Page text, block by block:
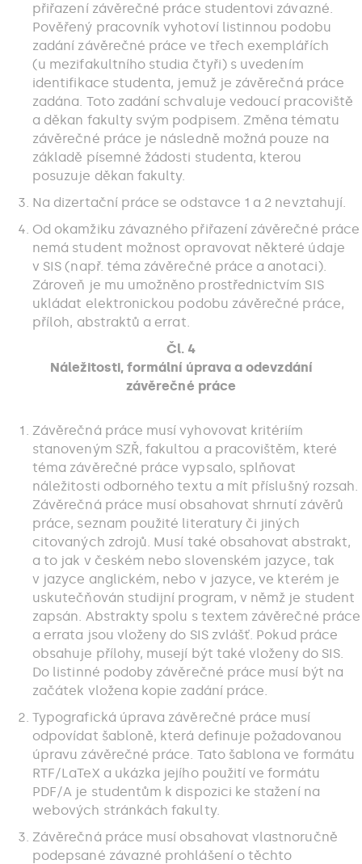
přiřazení závěrečné práce studentovi závazné.
Pověřený pracovník vyhotoví listinnou podobu
zadání závěrečné práce ve třech exemplářích
(u mezifakultního studia čtyři) s uvedením
identifikace studenta, jemuž je závěrečná práce
zadána. Toto zadání schvaluje vedoucí pracoviště
a děkan fakulty svým podpisem. Změna tématu
závěrečné práce je následně možná pouze na
základě písemné žádosti studenta, kterou
posuzuje děkan fakulty.
Na dizertační práce se odstavce 1 a 2 nevztahují.
Od okamžiku závazného přiřazení závěrečné práce
nemá student možnost opravovat některé údaje
v SIS (např. téma závěrečné práce a anotaci).
Zároveň je mu umožněno prostřednictvím SIS
ukládat elektronickou podobu závěrečné práce,
příloh, abstraktů a errat.
Čl. 4
Náležitosti, formální úprava a odevzdání
závěrečné práce
Závěrečná práce musí vyhovovat kritériím
stanoveným SZŘ, fakultou a pracovištěm, které
téma závěrečné práce vypsalo, splňovat
náležitosti odborného textu a mít příslušný rozsah.
Závěrečná práce musí obsahovat shrnutí závěrů
práce, seznam použité literatury či jiných
citovaných zdrojů. Musí také obsahovat abstrakt,
a to jak v českém nebo slovenském jazyce, tak
v jazyce anglickém, nebo v jazyce, ve kterém je
uskutečňován studijní program, v němž je student
zapsán. Abstrakty spolu s textem závěrečné práce
a errata jsou vloženy do SIS zvlášť. Pokud práce
obsahuje přílohy, musejí být také vloženy do SIS.
Do listinné podoby závěrečné práce musí být na
začátek vložena kopie zadání práce.
Typografická úprava závěrečné práce musí
odpovídat šabloně, která definuje požadovanou
úpravu závěrečné práce. Tato šablona ve formátu
RTF/LaTeX a ukázka jejího použití ve formátu
PDF/A je studentům k dispozici ke stažení na
webových stránkách fakulty.
Závěrečná práce musí obsahovat vlastnoručně
podepsané závazné prohlášení o těchto